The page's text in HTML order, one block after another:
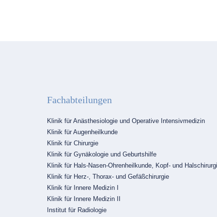
Fachabteilungen
Navigation
überspringen
Klinik für Anästhesiologie und Operative Intensivmedizin
Klinik für Augenheilkunde
Klinik für Chirurgie
Klinik für Gynäkologie und Geburtshilfe
Klinik für Hals-Nasen-Ohrenheilkunde, Kopf- und
Klinik für Herz-, Thorax- und Gefäßchirurgie
Klinik für Innere Medizin I
Klinik für Innere Medizin II
Institut für Radiologie